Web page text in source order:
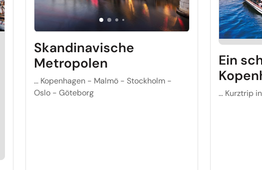
Skandinavische
Metropolen
… Kopenhagen - Malmö - Stockholm -
Oslo - Göteborg
Ein
… Kurztrip